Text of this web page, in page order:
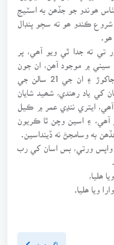
ھوندو جو جڏھن به اسٽيج
ڪندو ھو ته سڄو پنڊال
ھو.
تي ته جدا ٿي ويو آھي، پر
سيني ۾ موجود آھن، ان جون
ڪاوشون ان جي تعليم لاءِ جاکوڙ ۽ ان جي 21 سالن جي
ياد رھندي، شھيد شايان
آھي، ايتري ننڍي عمر ۾ ڪيل
۽ اسين وچن ٿا ڪريون
به وسامجڻ نه ڏينداسين.
واپس ورتي، بس اسان کي رب
ھليا،
ويا ھليا.
اڳيون پنو